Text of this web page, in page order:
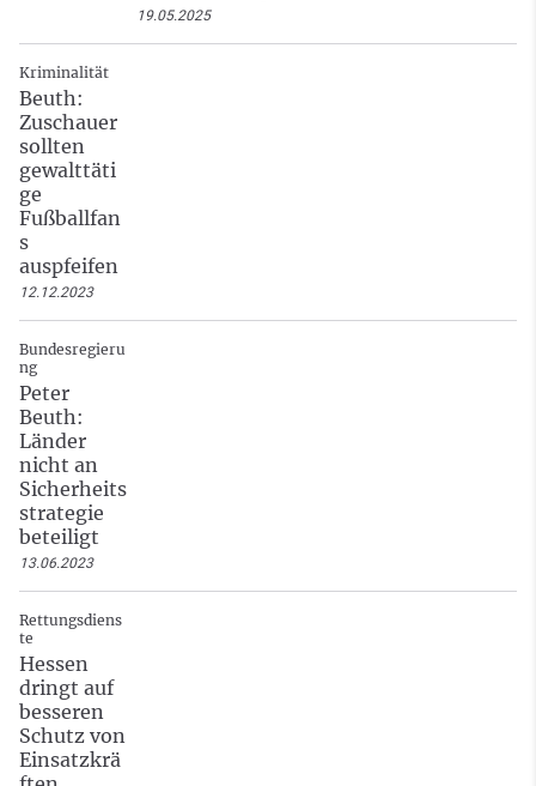
19.05.2025
Kriminalität
Beuth:
Zuschauer
sollten
gewalttäti
ge
Fußballfan
s
auspfeifen
12.12.2023
Bundesregieru
ng
Peter
Beuth:
Länder
nicht an
Sicherheits
strategie
beteiligt
13.06.2023
Rettungsdiens
te
Hessen
dringt auf
besseren
Schutz von
Einsatzkrä